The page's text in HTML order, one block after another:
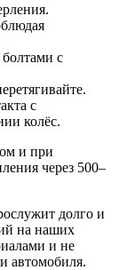
с
с
колёс.
и при
через 500–
долго и
на наших
и не
автомобиля.